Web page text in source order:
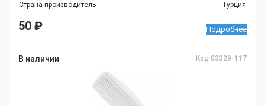
Страна производитель
Турция
50 ₽ Подробнее
В наличии Код 03329-117